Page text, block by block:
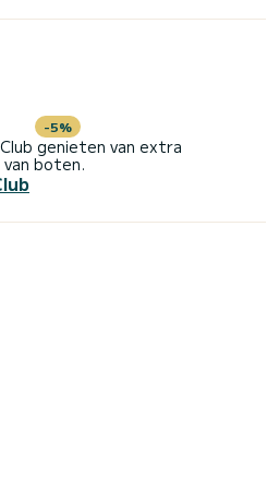
-5%
genieten van extra
boten.